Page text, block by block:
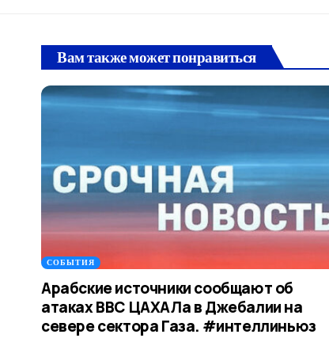
Вам также может понравиться
СОБЫТИЯ
Арабские источники сообщают об
атаках ВВС ЦАХАЛа в Джебалии на
севере сектора Газа. #интеллиньюз